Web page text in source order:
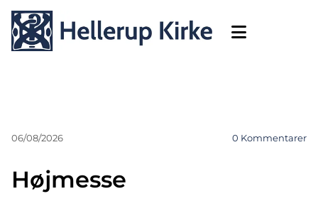
06/08/2026 0 Kommentarer
Højmesse